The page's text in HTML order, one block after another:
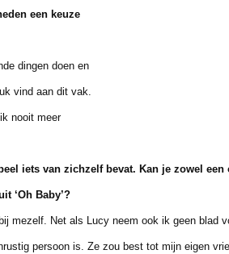
een keuze
dingen doen en
vind aan dit vak.
nooit meer
iets van zichzelf bevat. Kan je zowel
‘Oh Baby’?
mezelf. Net als Lucy neem ook ik geen blad
persoon is. Ze zou best tot mijn eigen